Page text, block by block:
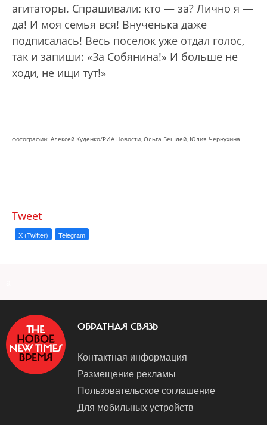
агитаторы. Спрашивали: кто — за? Лично я —
да! И моя семья вся! Внученька даже
подписалась! Весь поселок уже отдал голос,
так и запиши: «За Собянина!» И больше не
ходи, не ищи тут!»
фотографии: Алексей Куденко/РИА Новости, Ольга Бешлей, Юлия Чернухина
Tweet
X (Twitter) Telegram
ОБРАТНАЯ СВЯЗЬ
Контактная информация
Размещение рекламы
Пользовательское соглашение
Для мобильных устройств